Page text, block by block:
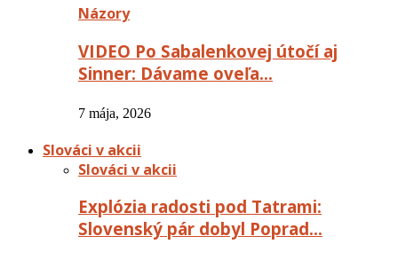
Názory
VIDEO Po Sabalenkovej útočí aj
Sinner: Dávame oveľa…
7 mája, 2026
Slováci v akcii
Slováci v akcii
Explózia radosti pod Tatrami:
Slovenský pár dobyl Poprad…